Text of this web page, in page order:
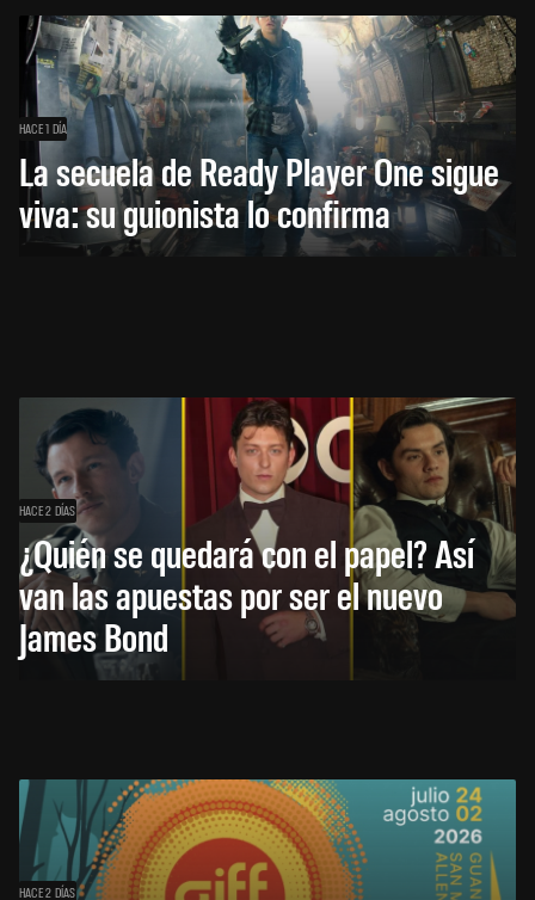
HACE 1 DÍA
La secuela de Ready Player One sigue
viva: su guionista lo confirma
HACE 2 DÍAS
¿Quién se quedará con el papel? Así
van las apuestas por ser el nuevo
James Bond
HACE 2 DÍAS